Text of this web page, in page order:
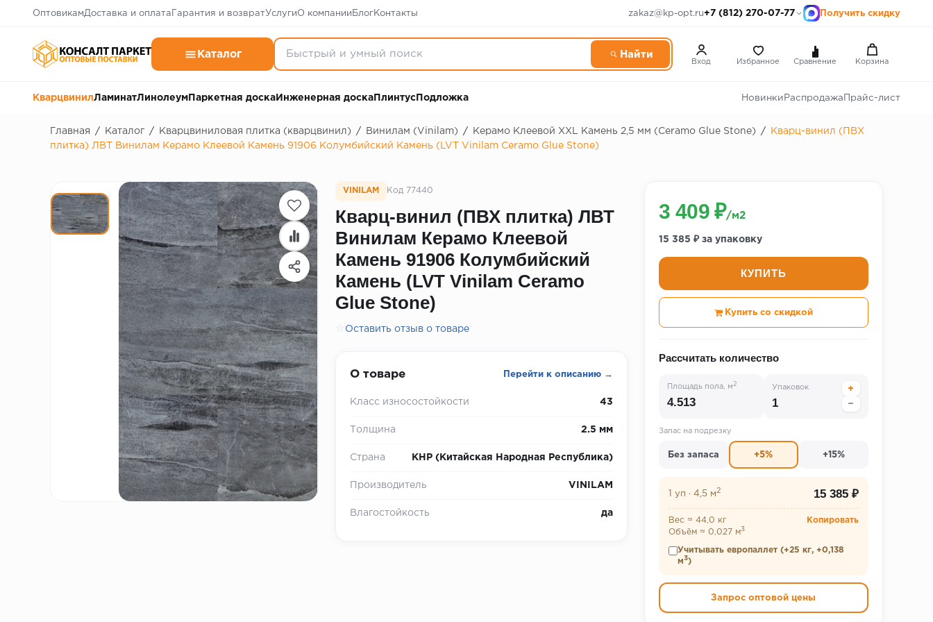
ОптовикамДоставка и оплата Гарантия и возвратУслугиО компании БлогКонтакты zakaz@kp-opt.ru+7 (812) 270-07-77 Получить скидку
Каталог
Вход Избранное Сравнение Корзина
КварцвинилЛаминатЛинолеум Паркетная доска Инженерная доска Плинтус Подложка Новинки Распродажа Прайс-лист
Главная / Каталог / Кварцвиниловая плитка (кварцвинил) / Винилам (Vinilam) / Керамо Клеевой XXL Камень 2,5 мм (Ceramo Glue Stone) /
Кварц-винил (ПВХ
плитка) ЛВТ Винилам Керамо Клеевой Камень 91906 Колумбийский Камень (LVT Vinilam Ceramo Glue Stone)
VINILAM Код 77440
Кварц-винил (ПВХ плитка) ЛВТ
Винилам Керамо Клеевой
Камень 91906 Колумбийский
Камень (LVT Vinilam Ceramo
Glue Stone)
☆ Оставить отзыв о товаре
О товаре Перейти к описанию →
Класс износостойкости 43
Толщина 2.5 мм
Страна КНР (Китайская Народная Республика)
Производитель VINILAM
Влагостойкость да
3 409 ₽/м2
15 385 ₽ за упаковку
КУПИТЬ
Купить со скидкой
Рассчитать количество
Площадь пола, м 2
Упаковок
+
−
Запас на подрезку
Без запаса +5% +15%
1 уп · 4,5 м 2 15 385 ₽
Вес ≈ 44,0 кг
Объём ≈ 0,027 м3
Копировать
Учитывать европаллет (+25 кг, +0,138
м3)
Запрос оптовой цены